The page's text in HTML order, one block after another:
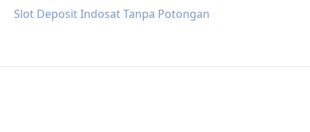
Slot Deposit Indosat Tanpa Potongan